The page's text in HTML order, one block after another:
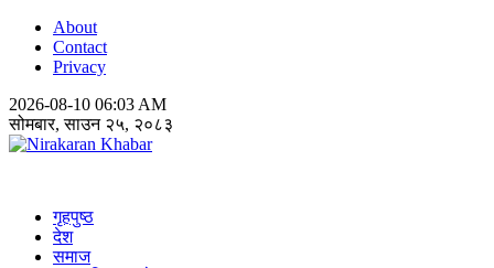
About
Contact
Privacy
2026-08-10 06:03 AM
सोमबार, साउन २५, २०८३
गृहपुष्ठ
देश
समाज